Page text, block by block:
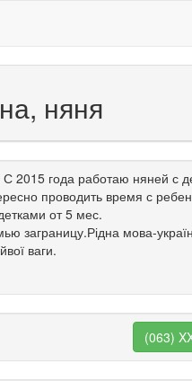
няня
2015 года работаю няней с
проводить время с
от 5 мес.
заграницу.Рідна мова-
ваги.
(063)